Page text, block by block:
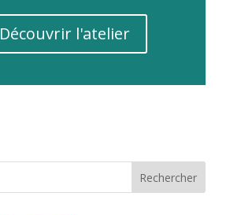
Découvrir l'atelier
Rechercher